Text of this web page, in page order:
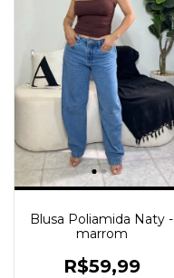
Blusa Poliamida Naty -
marrom
R$59,99